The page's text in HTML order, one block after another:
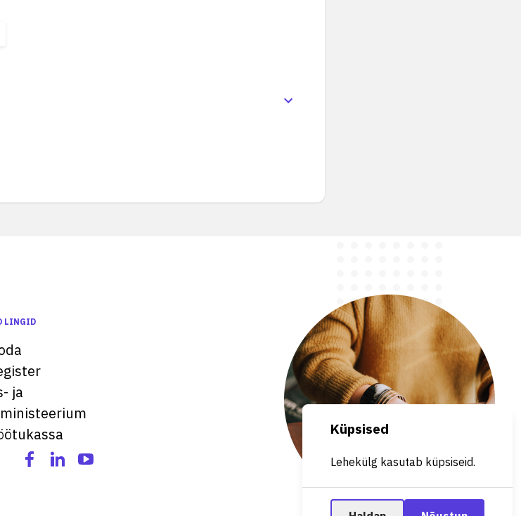
LINGID
ja
Küpsised
Lehekülg kasutab küpsiseid.